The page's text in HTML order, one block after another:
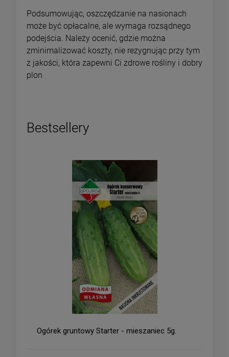
Podsumowując, oszczędzanie na nasionach
może być opłacalne, ale wymaga rozsądnego
podejścia. Należy ocenić, gdzie można
zminimalizować koszty, nie rezygnując przy tym
z jakości, która zapewni Ci zdrowe rośliny i dobry
plon
Bestsellery
Ogórek gruntowy Starter - mieszaniec 5g.